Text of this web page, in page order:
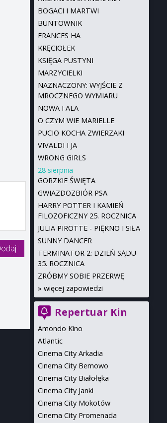
BOGACI I MARTWI
BUNTOWNIK
FRANCES HA
KRĘCIOŁEK
KSIĘGA PUSTYNI
MARZYCIELKI
NAZNACZONY: WYJŚCIE Z
MROCZNEGO WYMIARU
NOWA FALA
O CZYM WIE MARIELLE
PUCIO KOCHA ZWIERZAKI
VIVALDI I JA
WRONG GIRLS
28 sierpnia
GORZKIE ŚWIĘTA
GWIAZDOZBIÓR PSA
HARRY POTTER I KAMIEŃ
FILOZOFICZNY 25. ROCZNICA
JULIA PIROTTE - PIĘKNO I SIŁA
SUNNY DANCER
TERMINATOR 2: DZIEŃ SĄDU
35. ROCZNICA
ZRÓBMY SOBIE PRZERWĘ
» więcej zapowiedzi
Repertuar Kin
Amondo Kino
Atlantic
Cinema City Arkadia
Cinema City Bemowo
Cinema City Białołęka
Cinema City Janki
Cinema City Mokotów
Cinema City Promenada